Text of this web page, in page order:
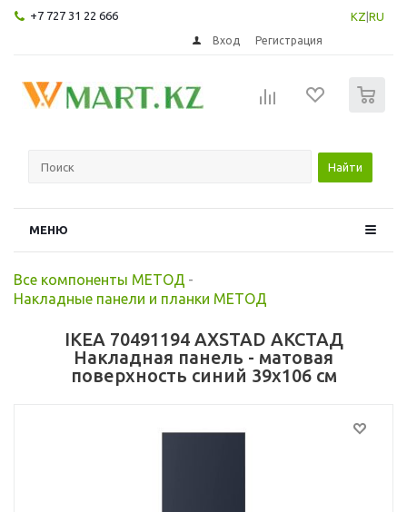
+7 727 31 22 666 KZ RU
Вход Регистрация
Найти
МЕНЮ
Все компоненты МЕТОД -
Накладные панели и планки МЕТОД
IKEA 70491194 AXSTAD АКСТАД
Накладная панель - матовая
поверхность синий 39x106 см